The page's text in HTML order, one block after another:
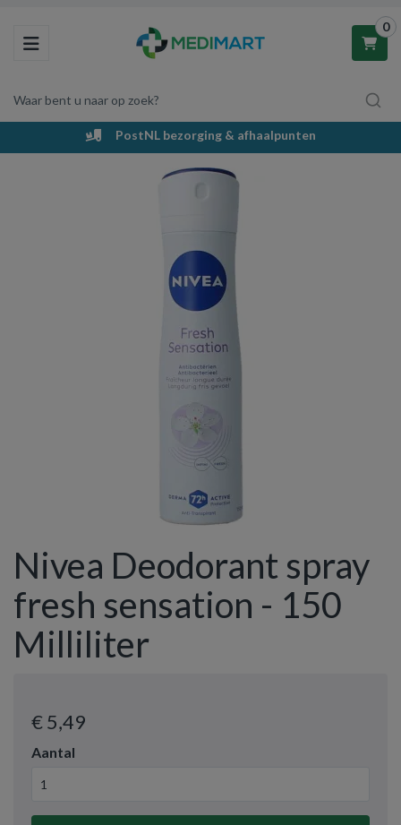
Toggle navigation
Waar bent u naar op zoek?
0
Winkelwagen
Vul hem met producten.
PostNL bezorging & afhaalpunten
Nivea Deodorant spray
fresh sensation - 150
Milliliter
€ 5,49
Aantal